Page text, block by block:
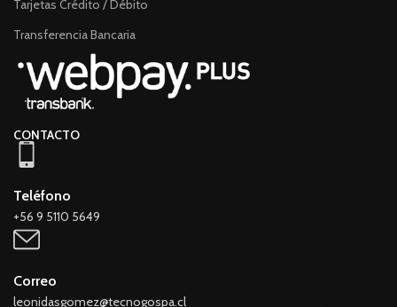
Tarjetas Crédito / Débito
Transferencia Bancaria
CONTACTO
Teléfono
+56 9 5110 5649
Correo
leonidasgomez@tecnogospa.cl